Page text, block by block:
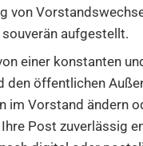
von
aufgestellt.
einer konstanten
den öffentlichen
im Vorstand ändern
Post zuverlässig